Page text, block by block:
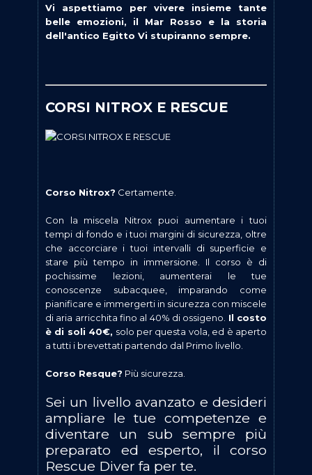
Vi aspettiamo per vivere insieme tante
belle emozioni, il Mar Rosso e la storia
dell'antico Egitto Vi stupiranno sempre.
CORSI NITROX E RESCUE
Corso Nitrox? Certamente.
Con la miscela Nitrox puoi aumentare i tuoi
tempi di fondo e i tuoi margini di sicurezza, oltre
che accorciare i tuoi intervalli di superficie e
stare più tempo in immersione. Il corso è di
pochissime lezioni, aumenterai le tue
conoscenze subacquee, imparando come
pianificare e immergerti in sicurezza con miscele
di aria arricchita fino al 40% di ossigeno. Il costo
è di soli 40€, solo per questa vola, ed è aperto
a tutti i brevettati partendo dal Primo livello.
Corso Resque? Più sicurezza.
Sei un livello avanzato e desideri
ampliare le tue competenze e
diventare un sub sempre più
preparato ed esperto, il corso
Rescue Diver fa per te.